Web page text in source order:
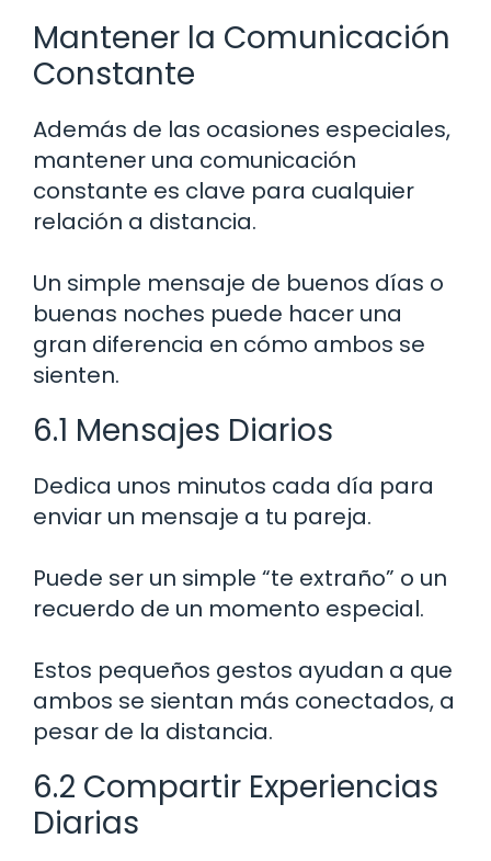
Mantener la Comunicación
Constante
Además de las ocasiones especiales,
mantener una comunicación
constante es clave para cualquier
relación a distancia.
Un simple mensaje de buenos días o
buenas noches puede hacer una
gran diferencia en cómo ambos se
sienten.
6.1 Mensajes Diarios
Dedica unos minutos cada día para
enviar un mensaje a tu pareja.
Puede ser un simple “te extraño” o un
recuerdo de un momento especial.
Estos pequeños gestos ayudan a que
ambos se sientan más conectados, a
pesar de la distancia.
6.2 Compartir Experiencias
Diarias